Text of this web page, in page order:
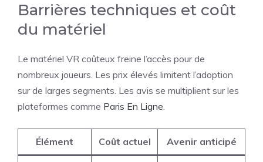
Barrières techniques et coût
du matériel
Le matériel VR coûteux freine l’accès pour de
nombreux joueurs. Les prix élevés limitent l’adoption
sur de larges segments. Les avis se multiplient sur les
plateformes comme Paris En Ligne.
Élément Coût actuel Avenir anticipé